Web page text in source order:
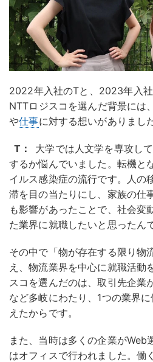
2022年入社のTと、2023年入
NTTロジスコを選んだ背景には
や仕事に対する想いがありまし
T：
大学では人文学を専攻し
するか悩んでいました。転機と
イルス感染症の流行です。人の
滞を目の当たりにし、家族の仕
も影響があったことで、社会変
た業界に就職したいと思ったん
その中で「物が存在する限り物
え、物流業界を中心に就職活動
スコを選んだのは、取引先企業
など多岐にわたり、1つの業界
えたからです。
また、当時は多くの企業がWeb
はオフィスで行われました。働